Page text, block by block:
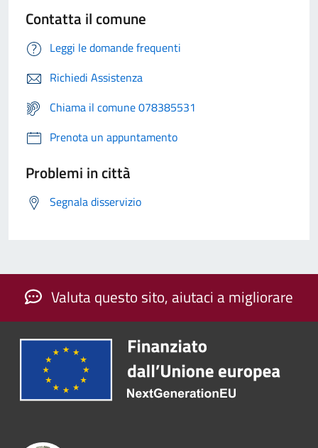
Contatta il comune
Leggi le domande frequenti
Richiedi Assistenza
Chiama il comune 078385531
Prenota un appuntamento
Problemi in città
Segnala disservizio
Valuta questo sito, aiutaci a migliorare